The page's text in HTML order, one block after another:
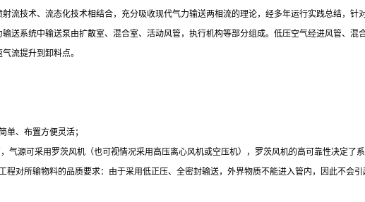
流技术、流态化技术相结合，充分吸收现代气力输送两相流的理论，经多年运行实践总结，
送系统中输送泵由扩散室、混合室、活动风管，执行机构等部分组成。低压空气经进风管、
流提升到卸料点。
单、布置方便灵活；
气源可采用罗茨风机（也可视情况采用高压离心风机或空压机），罗茨风机的高可靠性决定了系
程对所输物料的品质要求：由于采用低正压、全密封输送，外界物质不能进入管内，因此不会引